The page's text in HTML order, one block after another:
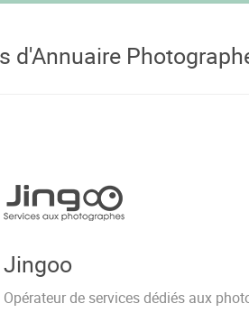
d'Annuaire
Jingoo
Opérateur de services dédiés aux